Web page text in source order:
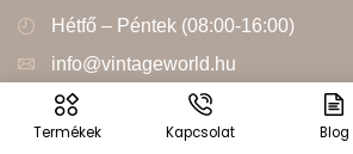
Termékek Kapcsolat Blog
Hétfő – Péntek (08:00-16:00)
info@vintageworld.hu